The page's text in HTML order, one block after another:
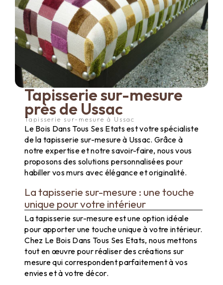
Tapisserie sur-mesure
près de Ussac
Tapisserie sur-mesure à Ussac
Le Bois Dans Tous Ses Etats est votre spécialiste
de la tapisserie sur-mesure à Ussac. Grâce à
notre expertise et notre savoir-faire, nous vous
proposons des solutions personnalisées pour
habiller vos murs avec élégance et originalité.
La tapisserie sur-mesure : une touche
unique pour votre intérieur
La tapisserie sur-mesure est une option idéale
pour apporter une touche unique à votre intérieur.
Chez Le Bois Dans Tous Ses Etats, nous mettons
tout en œuvre pour réaliser des créations sur
mesure qui correspondent parfaitement à vos
envies et à votre décor.